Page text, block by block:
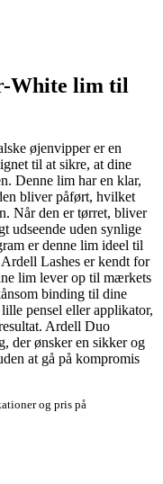
White lim til
øjenvipper er en
til at sikre, at dine
Denne lim har en klar,
bliver påført, hvilket
Når den er tørret, bliver
udseende uden synlige
er denne lim ideel til
Lashes er kendt for
lim lever op til mærkets
binding til dine
pensel eller applikator,
Ardell Duo
der ønsker en sikker og
at gå på kompromis
og pris på